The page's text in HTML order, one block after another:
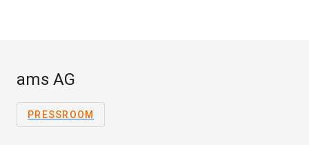
ams AG
PRESSROOM